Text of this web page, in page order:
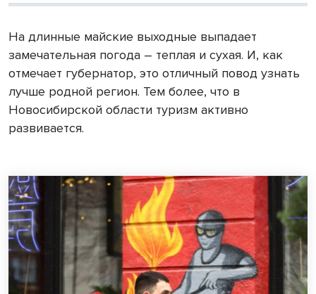
На длинные майские выходные выпадает
замечательная погода – теплая и сухая. И, как
отмечает губернатор, это отличный повод узнать
лучше родной регион. Тем более, что в
Новосибирской области туризм активно
развивается.